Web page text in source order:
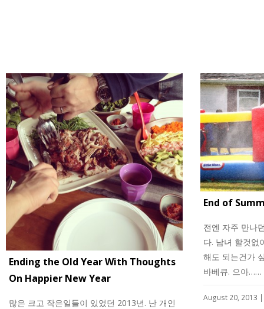
Ending the Old Year With Thoughts
On Happier New Year
많은 크고 작은일들이 있었던 2013년. 난 개인
End of
전엔 자주 만나
다. 남녀 할것없
해도 되는건가
바베큐. 으아……
August 20, 2013